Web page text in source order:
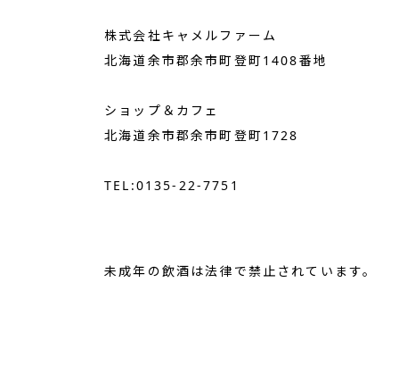
株式会社キャメルファーム
北海道余市郡余市町登町1408番地
ショップ＆カフェ
北海道余市郡余市町登町1728
TEL:0135-22-7751
未成年の飲酒は法律で禁止されています。